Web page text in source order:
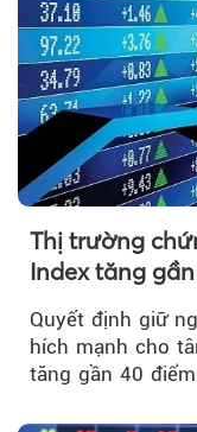
Thị trường
Index tăng
Quyết định giữ
hích mạnh cho
tăng gần 40